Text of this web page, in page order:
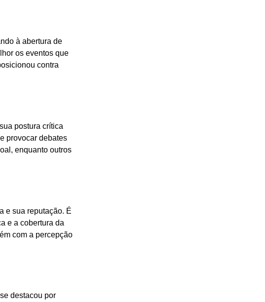
à abertura de
os eventos que
contra
postura crítica
provocar debates
enquanto outros
e sua reputação. É
e a cobertura da
com a percepção
destacou por